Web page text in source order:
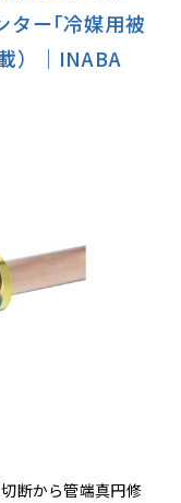
ター｢冷媒用被
）｜INABA
断から管端真円修